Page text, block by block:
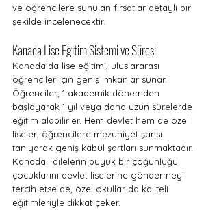
ve öğrencilere sunulan fırsatlar detaylı bir
şekilde incelenecektir.
Kanada Lise Eğitim Sistemi ve Süresi
Kanada'da lise eğitimi, uluslararası
öğrenciler için geniş imkanlar sunar.
Öğrenciler, 1 akademik dönemden
başlayarak 1 yıl veya daha uzun sürelerde
eğitim alabilirler. Hem devlet hem de özel
liseler, öğrencilere mezuniyet şansı
tanıyarak geniş kabul şartları sunmaktadır.
Kanadalı ailelerin büyük bir çoğunluğu
çocuklarını devlet liselerine göndermeyi
tercih etse de, özel okullar da kaliteli
eğitimleriyle dikkat çeker.